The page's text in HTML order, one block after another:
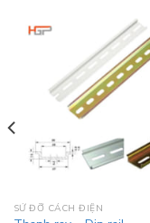
SỨ ĐỠ CÁCH ĐIỆN